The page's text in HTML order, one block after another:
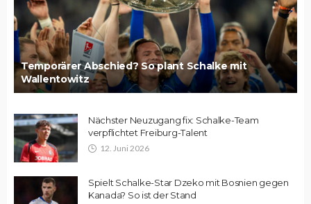
Temporärer Abschied? So plant Schalke mit
Wallentowitz
Nächster Neuzugang fix: Schalke-Team
verpflichtet Freiburg-Talent
12. Juni 2026
Spielt Schalke-Star Dzeko mit Bosnien gegen
Kanada? So ist der Stand